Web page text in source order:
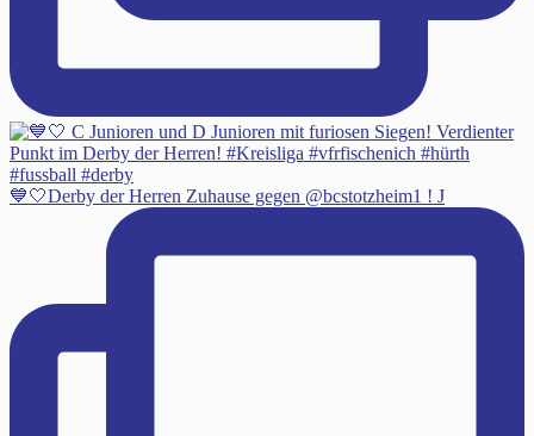
💙🤍Derby der Herren Zuhause gegen @bcstotzheim1 ! J